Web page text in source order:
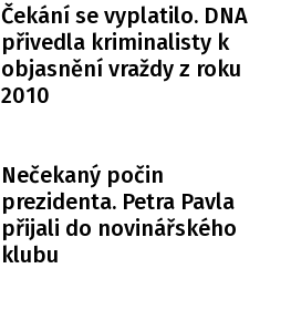
Čekání se vyplatilo. DNA
přivedla kriminalisty k
objasnění vraždy z roku
2010
Nečekaný počin
prezidenta. Petra Pavla
přijali do novinářského
klubu